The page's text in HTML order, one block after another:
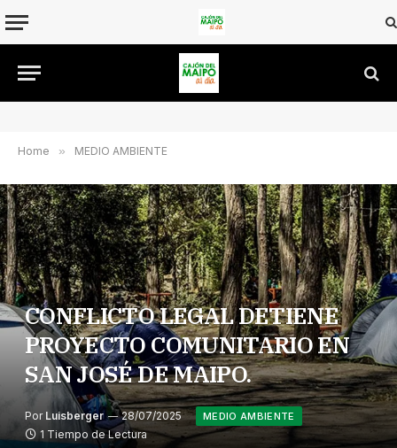
Home » MEDIO AMBIENTE
CONFLICTO LEGAL DETIENE
PROYECTO COMUNITARIO EN
SAN JOSÉ DE MAIPO.
Por Luisberger 28/07/2025 MEDIO AMBIENTE
1 Tiempo de Lectura